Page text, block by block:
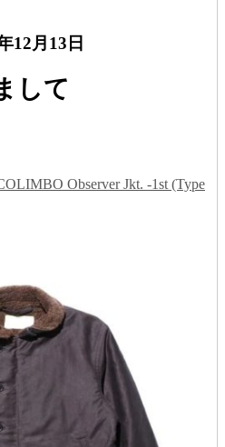
12月13日
して
Observer Jkt. -1st (Type